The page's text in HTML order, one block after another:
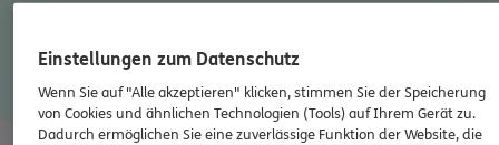
Aktion bis 31.12.2026!
Einstellungen zum Datenschutz
Wenn Sie auf "Alle akzeptieren" klicken, stimmen Sie der Speicherung
von Cookies und ähnlichen Technologien (Tools) auf Ihrem Gerät zu.
Dadurch ermöglichen Sie eine zuverlässige Funktion der Website, die